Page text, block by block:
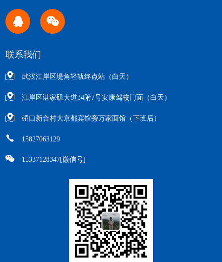
联系我们
武汉江岸区堤角轻轨终点站（白天）
江岸区谌家矶大道34附7号安康驾校门面（白天）
硚口新合村大京都宾馆旁万家面馆（下班后）
15827063129
15337128347[微信号]